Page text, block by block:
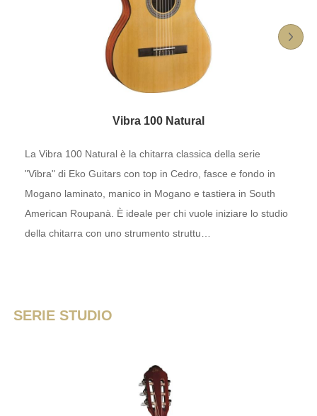
Vibra 100 Natural
La Vibra 100 Natural è la chitarra classica della serie
"Vibra" di Eko Guitars con top in Cedro, fasce e fondo in
Mogano laminato, manico in Mogano e tastiera in South
American Roupanà. È ideale per chi vuole iniziare lo studio
della chitarra con uno strumento struttu…
SERIE STUDIO